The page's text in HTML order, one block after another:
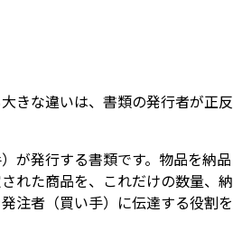
きな違いは、書類の発行者が正反
が発行する書類です。物品を納品
れた商品を、これだけの数量、納
注者（買い手）に伝達する役割を